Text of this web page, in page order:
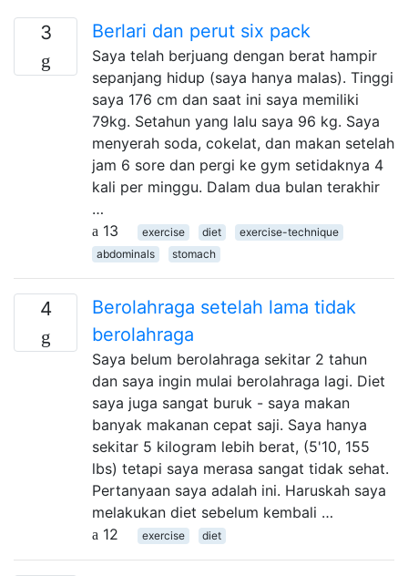
3 Berlari dan perut six pack
Saya telah berjuang dengan berat hampir
sepanjang hidup (saya hanya malas). Tinggi
saya 176 cm dan saat ini saya memiliki
79kg. Setahun yang lalu saya 96 kg. Saya
menyerah soda, cokelat, dan makan setelah
jam 6 sore dan pergi ke gym setidaknya 4
kali per minggu. Dalam dua bulan terakhir
…
13
exercise diet
exercise-technique
abdominals
stomach
4
Berolahraga setelah lama tidak
berolahraga
Saya belum berolahraga sekitar 2 tahun
dan saya ingin mulai berolahraga lagi. Diet
saya juga sangat buruk - saya makan
banyak makanan cepat saji. Saya hanya
sekitar 5 kilogram lebih berat, (5'10, 155
lbs) tetapi saya merasa sangat tidak sehat.
Pertanyaan saya adalah ini. Haruskah saya
melakukan diet sebelum kembali …
12
exercise diet